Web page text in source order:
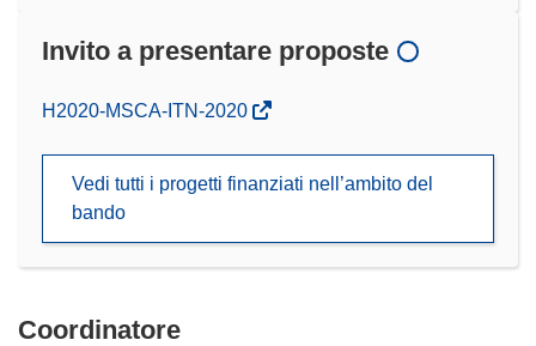
Invito a presentare proposte
(si
nuova
H2020-MSCA-ITN-2020
Vedi tutti i progetti finanziati nell’ambito del
bando
Coordinatore